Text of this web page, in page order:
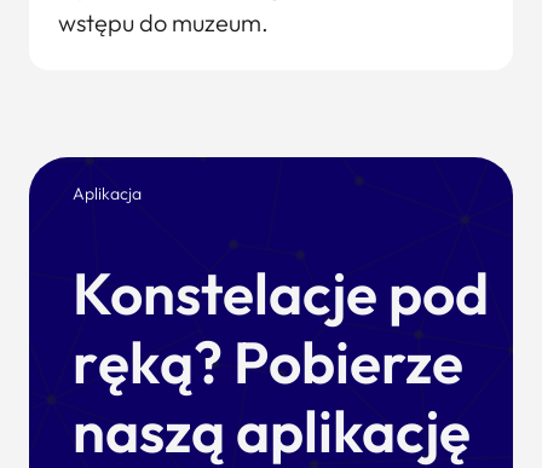
wstępu do muzeum.
Aplikacja
Konstelacje pod
ręką? Pobierze
naszą aplikację